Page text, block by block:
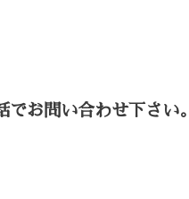
お問い合わせ下さい。